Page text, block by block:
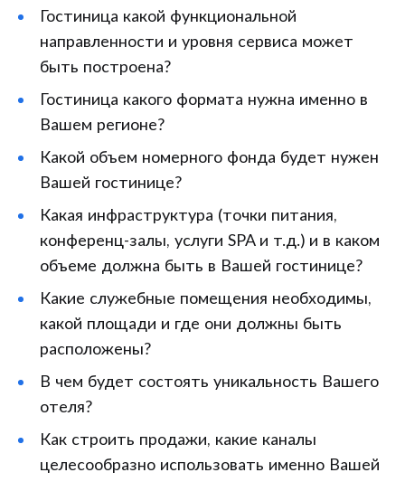
Гостиница какой функциональной
направленности и уровня сервиса может
быть построена?
Гостиница какого формата нужна именно в
Вашем регионе?
Какой объем номерного фонда будет нужен
Вашей гостинице?
Какая инфраструктура (точки питания,
конференц-залы, услуги SPA и т.д.) и в каком
объеме должна быть в Вашей гостинице?
Какие служебные помещения необходимы,
какой площади и где они должны быть
расположены?
В чем будет состоять уникальность Вашего
отеля?
Как строить продажи, какие каналы
целесообразно использовать именно Вашей